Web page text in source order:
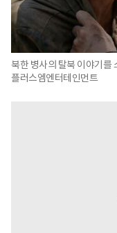
북한 병사의 탈북 이야기를
플러스엠엔터테인먼트